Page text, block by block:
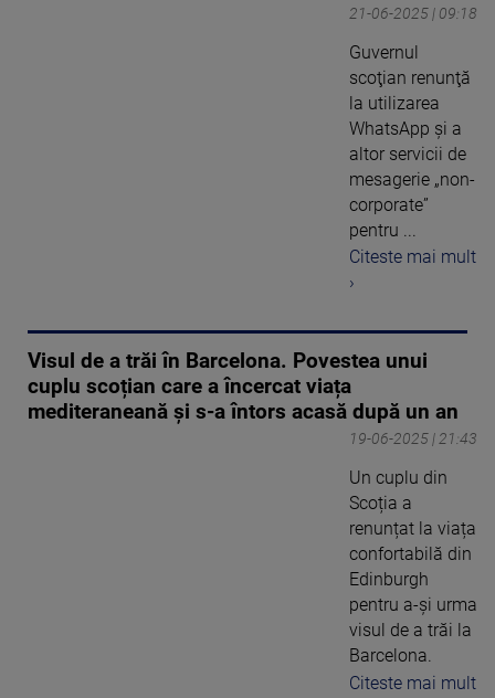
21-06-2025 | 09:18
Guvernul
scoţian renunţă
la utilizarea
WhatsApp şi a
altor servicii de
mesagerie „non-
corporate”
pentru ...
Citeste mai mult
›
Visul de a trăi în Barcelona. Povestea unui
cuplu scoțian care a încercat viața
mediteraneană și s-a întors acasă după un an
19-06-2025 | 21:43
Un cuplu din
Scoția a
renunțat la viața
confortabilă din
Edinburgh
pentru a-și urma
visul de a trăi la
Barcelona.
Citeste mai mult